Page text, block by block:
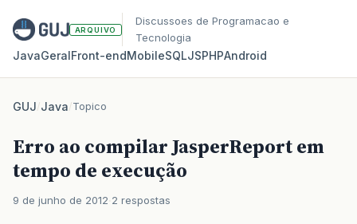
ARQUIVO
Discussoes de Programacao e
Tecnologia
JavaGeralFront‑endMobileSQLJSPHPAndroid
GUJ/Java/Topico
Erro ao compilar JasperReport em
tempo de execução
9 de junho de 2012 2 respostas